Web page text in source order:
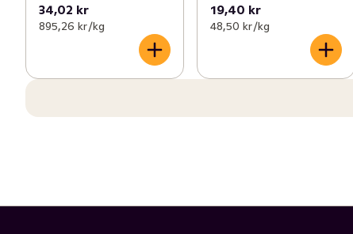
34,02 kr
895,26 kr /kg
19,40 kr
48,50 kr /kg